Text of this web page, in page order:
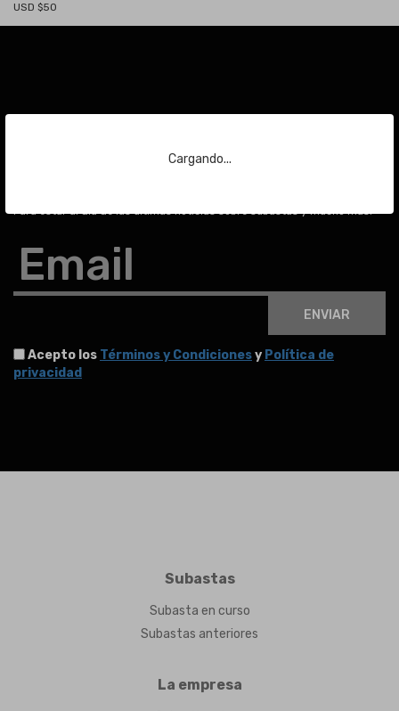
Cargando...
USD $50
Para estar al día de las últimas noticias sobre subastas y mucho más.
Email
ENVIAR
Acepto los Términos y Condicionesy Política de
privacidad
Subastas
Subasta en curso
Subastas anteriores
La empresa